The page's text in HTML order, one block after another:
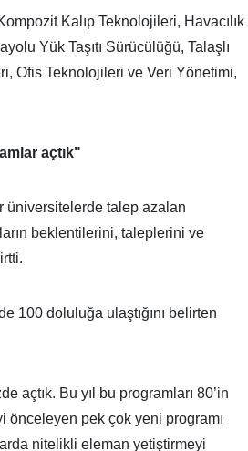
Kalıp Teknolojileri, Havacılık
Yük Taşıtı Sürücülüğü, Talaşlı
Ofis Teknolojileri ve Veri Yönetimi,
açtık"
üniversitelerde talep azalan
beklentilerini, taleplerini ve
100 doluluğa ulaştığını belirten
açtık. Bu yıl bu programları 80’in
önceleyen pek çok yeni programı
nitelikli eleman yetiştirmeyi